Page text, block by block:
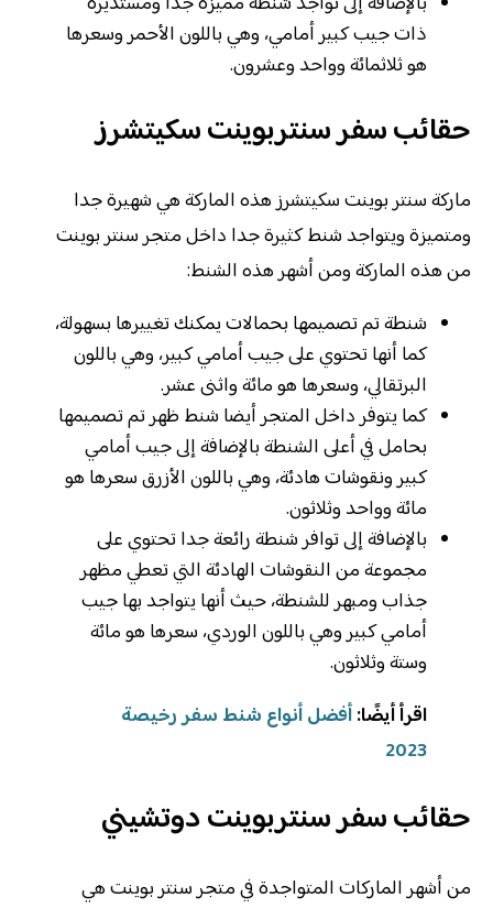
ذات جيب كبير أمامي، وهي باللون الأحمر وسعرها
هو ثلاثمائة وواحد وعشرون.
حقائب سفر سنتربوينت سكيتشرز
ماركة سنتر بوينت سكيتشرز هذه الماركة هي شهيرة جدا
ومتميزة ويتواجد شنط كثيرة جدا داخل متجر سنتر بوينت
من هذه الماركة ومن أشهر هذه الشنط:
شنطة تم تصميمها بحمالات يمكنك تغييرها بسهولة،
كما أنها تحتوي على جيب أمامي كبير، وهي باللون
البرتقالي، وسعرها هو مائة واثنى عشر.
كما يتوفر داخل المتجر أيضا شنط ظهر تم تصميمها
بحامل في أعلى الشنطة بالإضافة إلى جيب أمامي
كبير ونقوشات هادئة، وهي باللون الأزرق سعرها هو
مائة وواحد وثلاثون.
بالإضافة إلى توافر شنطة رائعة جدا تحتوي على
مجموعة من النقوشات الهادئة التي تعطي مظهر
جذاب ومبهر للشنطة، حيث أنها يتواجد بها جيب
أمامي كبير وهي باللون الوردي، سعرها هو مائة
وستة وثلاثون.
اقرأ أيضًا:أفضل أنواع شنط سفر رخيصة
2023
حقائب سفر سنتربوينت دوتشيني
من أشهر الماركات المتواجدة في متجر سنتر بوينت هي